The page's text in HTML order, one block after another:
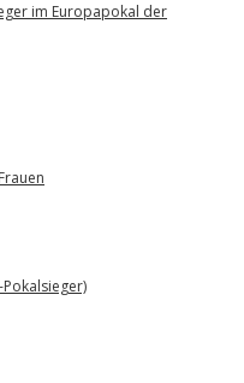
im Europapokal der